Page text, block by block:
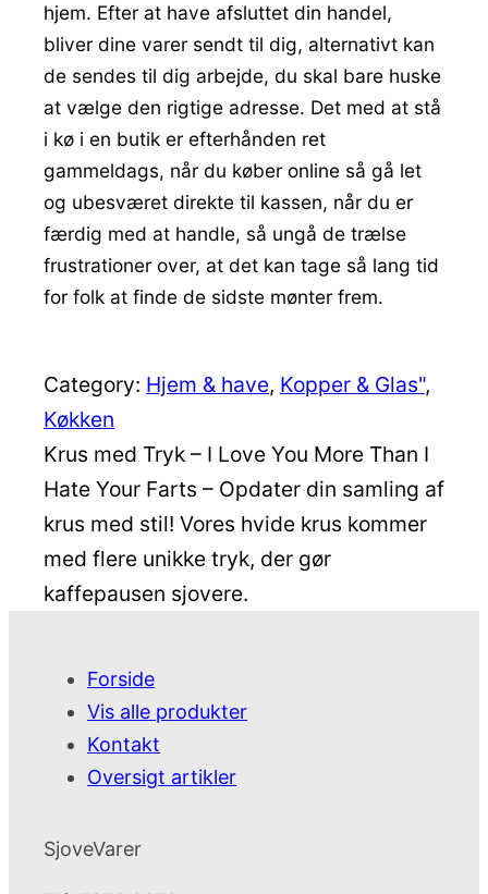
hjem. Efter at have afsluttet din handel,
bliver dine varer sendt til dig, alternativt kan
de sendes til dig arbejde, du skal bare huske
at vælge den rigtige adresse. Det med at stå
i kø i en butik er efterhånden ret
gammeldags, når du køber online så gå let
og ubesværet direkte til kassen, når du er
færdig med at handle, så ungå de trælse
frustrationer over, at det kan tage så lang tid
for folk at finde de sidste mønter frem.
Category: Hjem & have, Kopper & Glas"
Køkken
Krus med Tryk – I Love You More Than I
Hate Your Farts – Opdater din samling af
krus med stil! Vores hvide krus kommer
med flere unikke tryk, der gør
kaffepausen sjovere.
Forside
Vis alle produkter
Kontakt
Oversigt artikler
SjoveVarer